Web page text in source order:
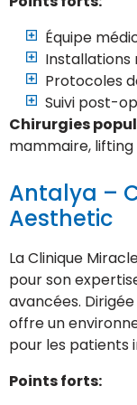
Équipe
Installations
Protocoles
Suivi post-
Chirurgies
mammaire, lifting
Antalya –
Aesthetic
La Clinique
pour son
avancées.
offre un
pour les patients
Points forts: